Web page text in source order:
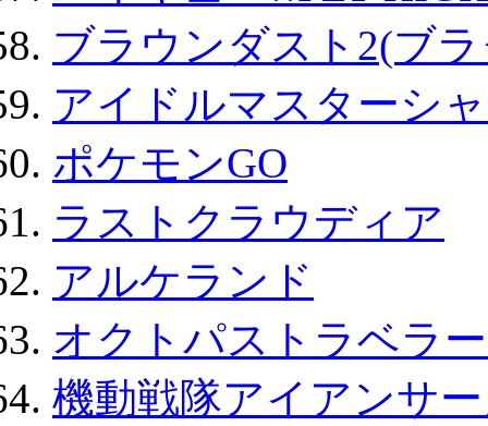
ブラウンダスト2(ブ
アイドルマスターシ
ポケモンGO
ラストクラウディア
アルケランド
オクトパストラベラ
機動戦隊アイアンサ